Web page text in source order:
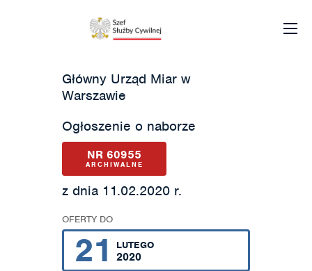
Główny Urząd Miar w
Warszawie
Ogłoszenie o naborze
NR 60955
ARCHIWALNE
z dnia 11.02.2020 r.
OFERTY DO
21 LUTEGO
2020